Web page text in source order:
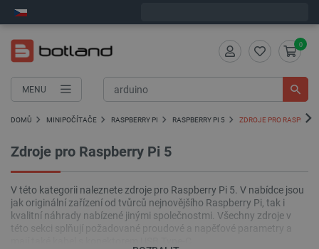
MENU
0
DOMŮ MINIPOČÍTAČE RASPBERRY PI RASPBERRY PI 5 ZDROJE PRO
Zdroje pro Raspberry Pi 5
V této kategorii naleznete zdroje pro Raspberry Pi 5. V nabídce jsou
jak originální zařízení od tvůrců nejnovějšího Raspberry Pi, tak i
kvalitní náhrady nabízené jinými společnostmi. Všechny zdroje v
této sekci splňují požadované proudové a napěťové parametry a